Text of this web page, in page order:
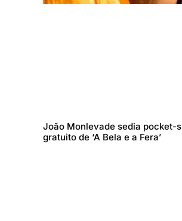
João Monlevade sedia pocket-
gratuito de ‘A Bela e a Fera’